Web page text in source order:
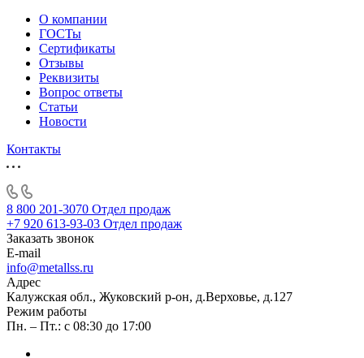
О компании
ГОСТы
Сертификаты
Отзывы
Реквизиты
Вопрос ответы
Статьи
Новости
Контакты
8 800 201-3070 Отдел продаж
+7 920 613-93-03 Отдел продаж
Заказать звонок
E-mail
info@metallss.ru
Адрес
Калужская обл., Жуковский р-он, д.Верховье, д.127
Режим работы
Пн. – Пт.: с 08:30 до 17:00